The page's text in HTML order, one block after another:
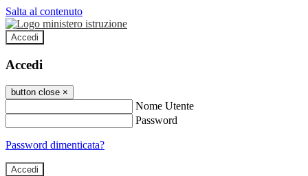
Salta al contenuto
Accedi
Accedi
button close ×
Nome Utente
Password
Password dimenticata?